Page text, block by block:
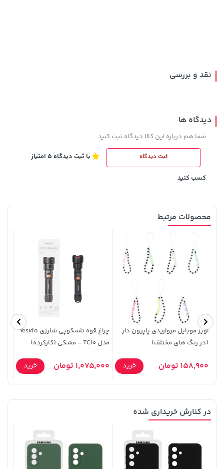
1,109,000 تومان خرید
141,000 تومان
خرید 56,080,000 تومان
نقد و بررسی
دیدگاه ها
شما هم درباره این کالا دیدگاه ثبت کنید
ثبت دیدگاه با ثبت دیدگاه 5 امتیاز
کسب کنید
محصولات مرتبط
آویز موبایل مرواریدی پاپیون دار
(در رنگ های مختلف)
158,900 تومان خرید
چراغ قوه تلسکوپی شارژی Yesido
مدل TC10 - مشکی (کارکرده)
1,075,000 تومان خرید
در کنارش خریداری شده